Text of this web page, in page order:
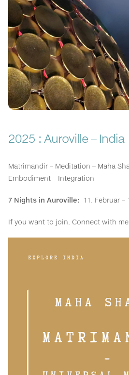
2025 : Auroville – India
Matrimandir – Meditation – Maha
Embodiment – Integration
7 Nights in Auroville: 11. Februar –
If you want to join. Connect with me